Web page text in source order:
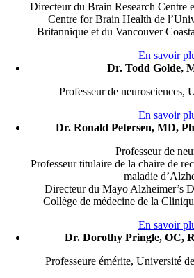
Directeur du Brain Research Centre
Centre for Brain Health de
Britannique et du Vancouver
En savoir
Dr. Todd Golde,
Professeur de neurosciences,
En savoir
Dr. Ronald Petersen, MD,
Professeur de
Professeur titulaire de la chaire de
maladie
Directeur du Mayo Alzheimer’s
Collège de médecine de la
En savoir
Dr. Dorothy Pringle, OC,
Professeure émérite, Université